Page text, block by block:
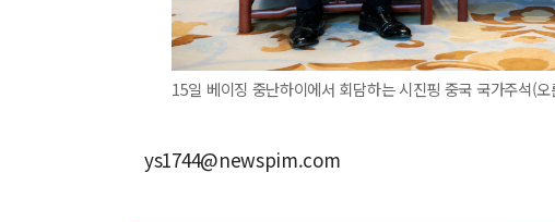
15일 베이징 중난하이에서 회담하는 시진핑 중국 국가주석(
ys1744@newspim.com